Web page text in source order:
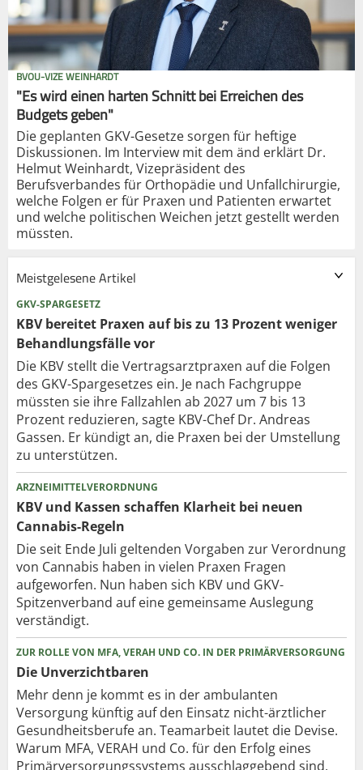
BVOU-VIZE WEINHARDT
"Es wird einen harten Schnitt bei Erreichen des
Budgets geben"
Die geplanten GKV-Gesetze sorgen für heftige
Diskussionen. Im Interview mit dem änd erklärt Dr.
Helmut Weinhardt, Vizepräsident des
Berufsverbandes für Orthopädie und Unfallchirurgie,
welche Folgen er für Praxen und Patienten erwartet
und welche politischen Weichen jetzt gestellt werden
müssten.
Meistgelesene Artikel
GKV-SPARGESETZ
KBV bereitet Praxen auf bis zu 13 Prozent weniger
Behandlungsfälle vor
Die KBV stellt die Vertragsarztpraxen auf die Folgen
des GKV-Spargesetzes ein. Je nach Fachgruppe
müssten sie ihre Fallzahlen ab 2027 um 7 bis 13
Prozent reduzieren, sagte KBV-Chef Dr. Andreas
Gassen. Er kündigt an, die Praxen bei der Umstellung
zu unterstützen.
ARZNEIMITTELVERORDNUNG
KBV und Kassen schaffen Klarheit bei neuen
Cannabis-Regeln
Die seit Ende Juli geltenden Vorgaben zur Verordnung
von Cannabis haben in vielen Praxen Fragen
aufgeworfen. Nun haben sich KBV und GKV-
Spitzenverband auf eine gemeinsame Auslegung
verständigt.
ZUR ROLLE VON MFA, VERAH UND CO. IN DER PRIMÄRVERSORGUNG
Die Unverzichtbaren
Mehr denn je kommt es in der ambulanten
Versorgung künftig auf den Einsatz nicht-ärztlicher
Gesundheitsberufe an. Teamarbeit lautet die Devise.
Warum MFA, VERAH und Co. für den Erfolg eines
Primärversorgungssystems ausschlaggebend sind,